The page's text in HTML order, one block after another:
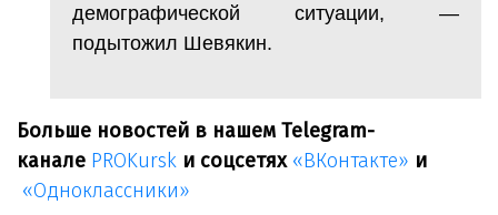
демографической ситуации, —
подытожил Шевякин.
Больше новостей в нашем Telegram-
канале PROKursk и соцсетях «ВКонтакте» и
«Одноклассники»